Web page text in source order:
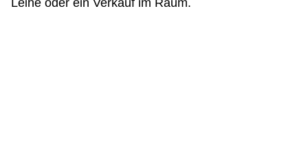
Leihe oder ein Verkauf im Raum.